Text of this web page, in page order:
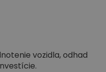
vozidla, odhad